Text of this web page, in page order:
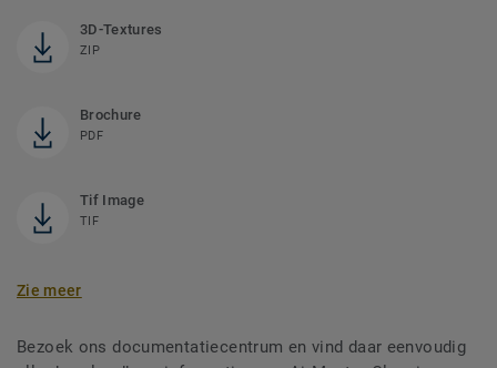
3D-Textures
ZIP
Brochure
PDF
Tif Image
TIF
Zie meer
Bezoek ons documentatiecentrum en vind daar eenvoudig